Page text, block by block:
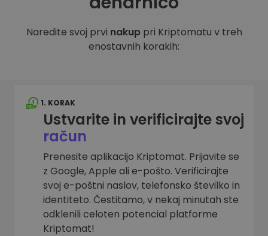
Naredite svoj prvi nakuppri Kriptomatu v treh
enostavnih korakih:
1. KORAK
Ustvarite in verificirajte svoj
račun
Prenesite aplikacijo Kriptomat. Prijavite se
z Google, Apple ali e-pošto. Verificirajte
svoj e-poštni naslov, telefonsko številko in
identiteto. Čestitamo, v nekaj minutah ste
odklenili celoten potencial platforme
Kriptomat!